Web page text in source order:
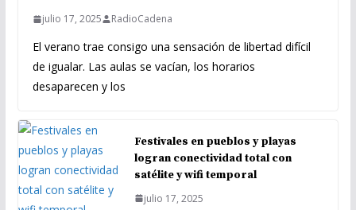
julio 17, 2025 RadioCadena
El verano trae consigo una sensación de libertad difícil
de igualar. Las aulas se vacían, los horarios
desaparecen y los
Festivales en pueblos y playas
logran conectividad total con
satélite y wifi temporal
julio 17, 2025